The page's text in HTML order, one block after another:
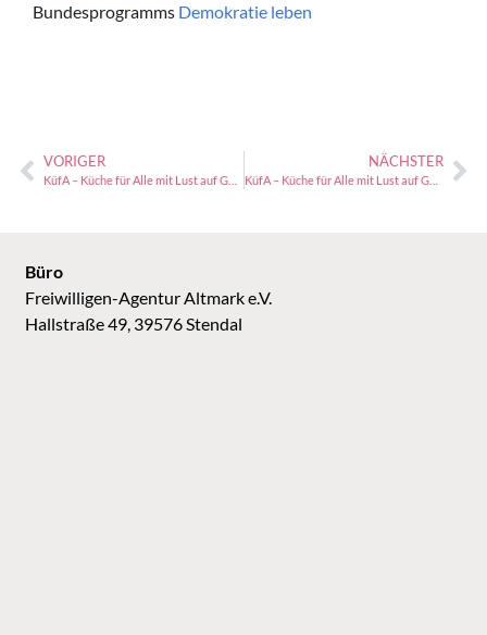
Bundesprogramms Demokratie leben
VORIGER NÄCHSTER
KüfA – Küche für Alle mit Lust auf Gemeinschaft und Kultur
Büro
Freiwilligen-Agentur Altmark e.V.
Hallstraße 49, 39576 Stendal